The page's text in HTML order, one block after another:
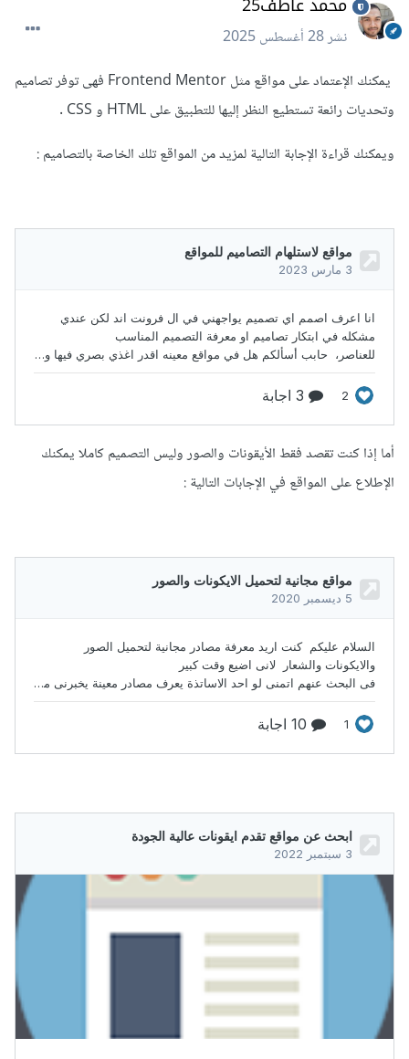
نشر28 أغسطس 2025
يمكنك الإعتماد على مواقع مثل Frontend Mentor فهى توفر تصاميم
وتحديات رائعة تستطيع النظر إليها للتطبيق على HTML و CSS .
ويمكنك قراءة الإجابة التالية لمزيد من المواقع تلك الخاصة بالتصاميم
أما إذا كنت تقصد فقط الأيقونات والصور وليس التصميم كاملا يمكنك
الإطلاع على المواقع في الإجابات التالية